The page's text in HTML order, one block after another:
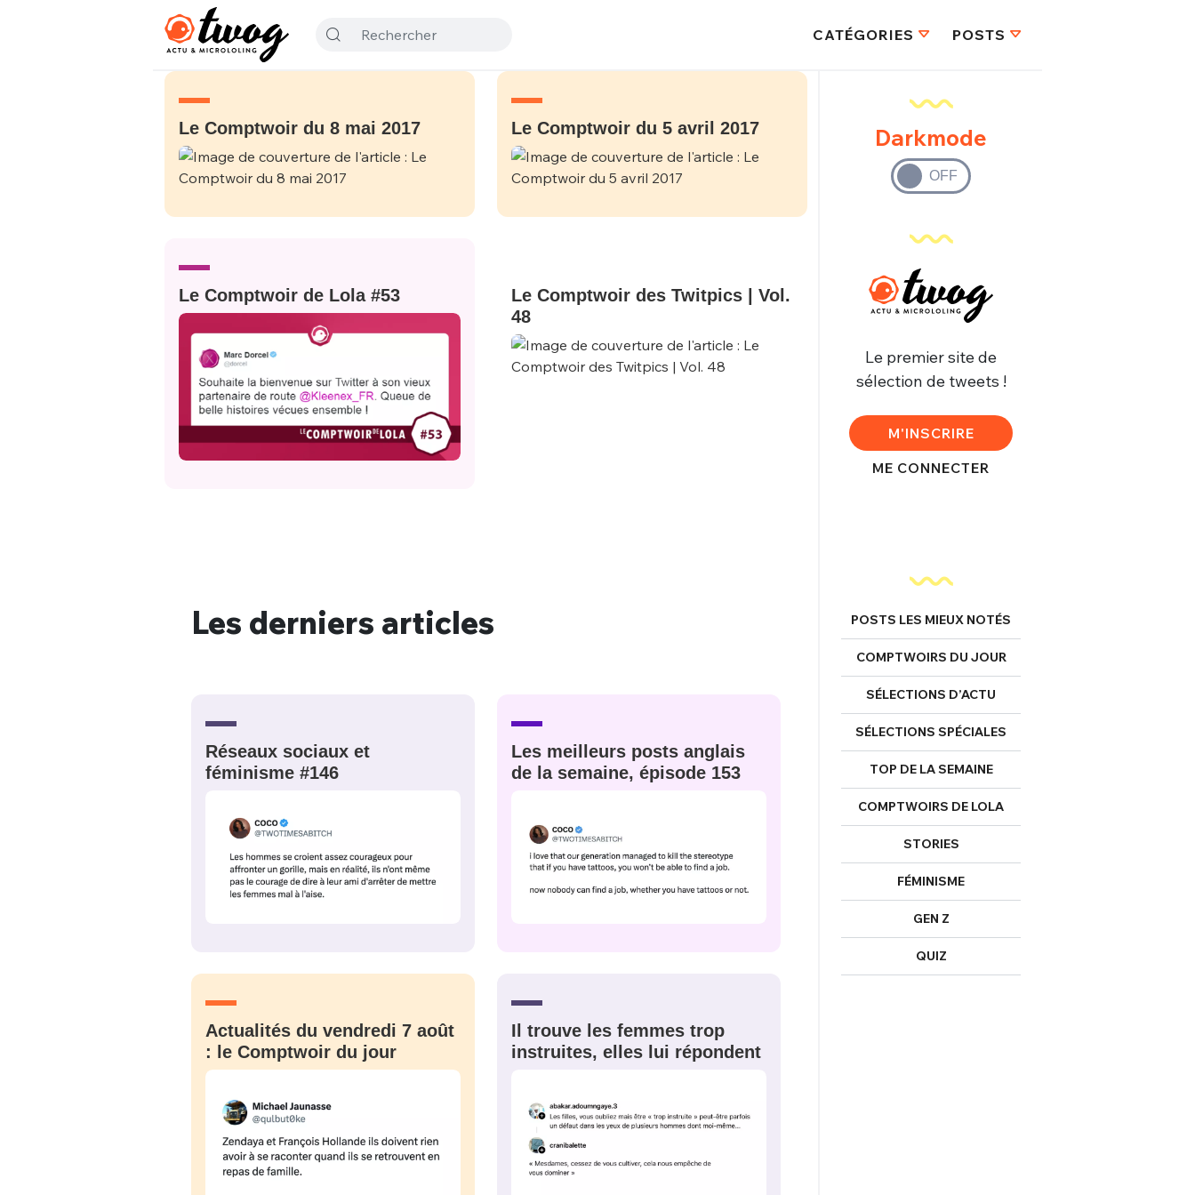
CATÉGORIES POSTS
Le Comptwoir du 8 mai 2017 Le Comptwoir du 5 avril 2017
Le Comptwoir de Lola #53
Le Comptwoir des Twitpics | Vol.
48
Les derniers articles
Réseaux sociaux et
féminisme #146
Les meilleurs posts anglais
de la semaine, épisode 153
Actualités du vendredi 7 août
: le Comptwoir du jour
Il trouve les femmes trop
instruites, elles lui répondent
Darkmode
Le premier site de
sélection de tweets !
M'INSCRIRE
ME CONNECTER
POSTS LES MIEUX NOTÉS
COMPTWOIRS DU JOUR
SÉLECTIONS D’ACTU
SÉLECTIONS SPÉCIALES
TOP DE LA SEMAINE
COMPTWOIRS DE LOLA
STORIES
FÉMINISME
GEN Z
QUIZ
FERMER
EMAIL
JE M'INSCRIS
Connexion
Mot de passe perdu ?
CONNEXION
FERMER
Quelques
C'EST PARTI
Ma propre
M'INSCRIRE
ME CONNECTER
Un Thread
C'EST PARTI